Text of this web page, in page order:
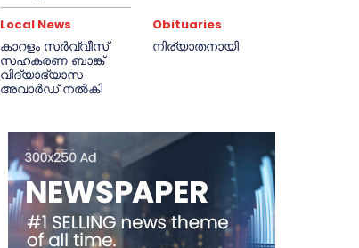
Local News
കാറളം സർവ്വീസ്
സഹകരണ ബാങ്ക്
വിദ്യാഭ്യാസ
അവാർഡ് നൽകി
Obituaries
നിര്യാതനായി